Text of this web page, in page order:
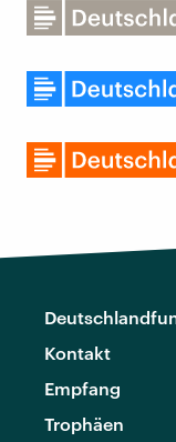
Kontakt
Empfang
Trophäen